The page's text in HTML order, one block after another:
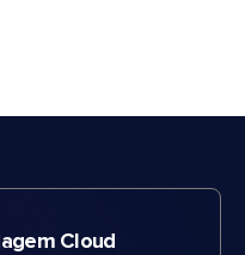
Cloud